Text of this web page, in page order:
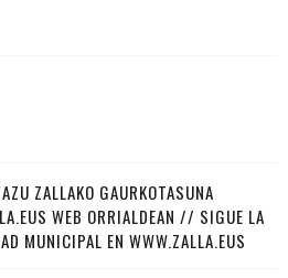
ZALLAKO GAURKOTASUNA
WEB ORRIALDEAN // SIGUE LA
MUNICIPAL EN WWW.ZALLA.EUS